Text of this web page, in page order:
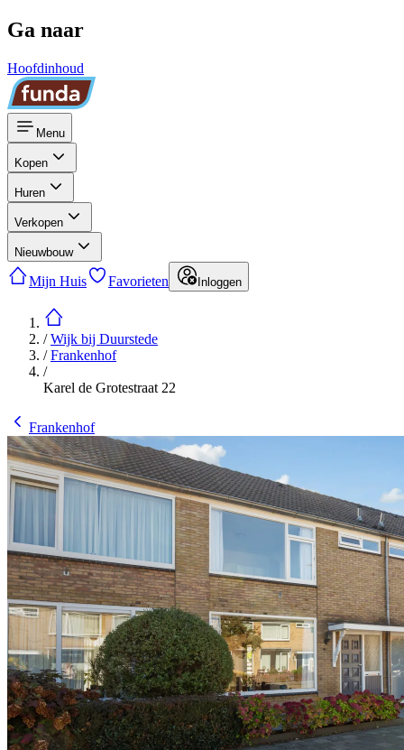
Ga naar
Hoofdinhoud
Menu
Kopen
Huren
Verkopen
Nieuwbouw
Mijn Huis Favorieten Inloggen
/Wijk bij Duurstede
/Frankenhof
/
Karel de Grotestraat 22
Frankenhof